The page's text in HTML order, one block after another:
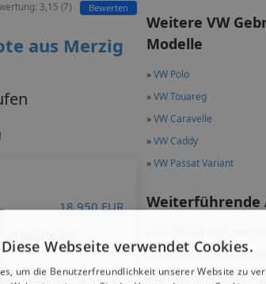
Weitere VW
Modelle
»VW Polo
»VW Touareg
»VW Caravelle
»VW Caddy
»VW Passat Variant
Weiterführende
»Alle VW T-Cross
»VW Gebrauchtwagen in
3,15 (7) Bewerten
aus Merzig
18.950 EUR
Diese Webseite verwendet Cookies.
um die Benutzerfreundlichkeit unserer Website zu